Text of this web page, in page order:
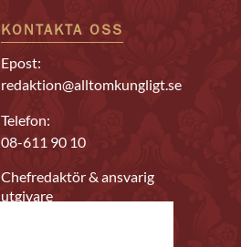
KONTAKTA OSS
Epost:
redaktion@alltomkungligt.se
Telefon:
08-611 90 10
Chefredaktör & ansvarig
utgivare